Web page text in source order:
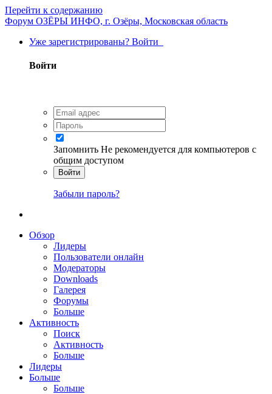
Перейти к содержанию
Форум ОЗЁРЫ ИНФО, г. Озёры, Московская область
Уже зарегистрированы? Войти
Войти
Запомнить Не рекомендуется для компьютеров с
общим доступом
Войти
Забыли пароль?
Обзор
Лидеры
Пользователи онлайн
Модераторы
Downloads
Галерея
Форумы
Больше
Активность
Поиск
Активность
Больше
Лидеры
Больше
Больше